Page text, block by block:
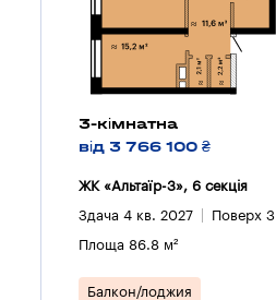
3-кімнатна
від 3 766 100 ₴
ЖК «Альтаїр-3», 6 секцiя
Здача 4 кв. 2027 Поверх 3
Площа 86.8 м²
Балкон/лоджия